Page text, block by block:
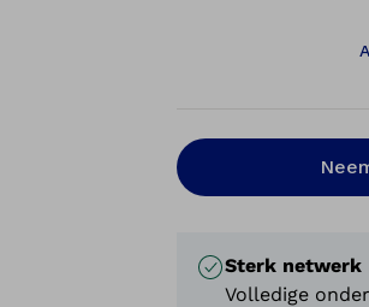
Sterk netwerk
Volledige